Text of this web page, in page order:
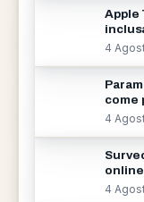
Apple
4
come
4
4